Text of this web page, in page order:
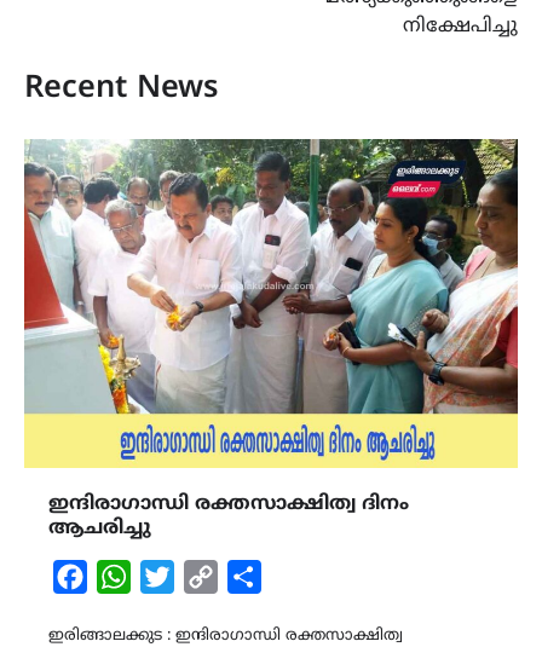
നിക്ഷേപിച്ചു
Recent News
ഇന്ദിരാഗാന്ധി രക്തസാക്ഷിത്വ ദിനം
ആചരിച്ചു
FacebookWhatsAppTwitterCopy
ഇരിങ്ങാലക്കുട : ഇന്ദിരാഗാന്ധി രക്തസാക്ഷിത്വ